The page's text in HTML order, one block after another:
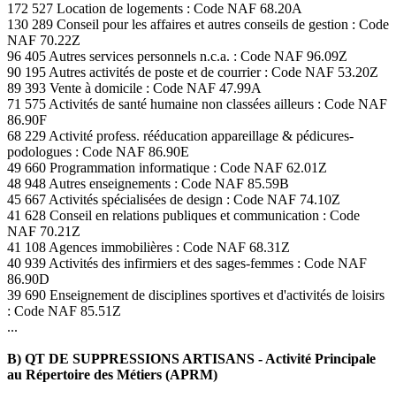
172 527 Location de logements : Code NAF 68.20A
130 289 Conseil pour les affaires et autres conseils de gestion : Code
NAF 70.22Z
96 405 Autres services personnels n.c.a. : Code NAF 96.09Z
90 195 Autres activités de poste et de courrier : Code NAF 53.20Z
89 393 Vente à domicile : Code NAF 47.99A
71 575 Activités de santé humaine non classées ailleurs : Code NAF
86.90F
68 229 Activité profess. rééducation appareillage & pédicures-
podologues : Code NAF 86.90E
49 660 Programmation informatique : Code NAF 62.01Z
48 948 Autres enseignements : Code NAF 85.59B
45 667 Activités spécialisées de design : Code NAF 74.10Z
41 628 Conseil en relations publiques et communication : Code
NAF 70.21Z
41 108 Agences immobilières : Code NAF 68.31Z
40 939 Activités des infirmiers et des sages-femmes : Code NAF
86.90D
39 690 Enseignement de disciplines sportives et d'activités de loisirs
: Code NAF 85.51Z
...
B) QT DE SUPPRESSIONS ARTISANS - Activité Principale
au Répertoire des Métiers (APRM)